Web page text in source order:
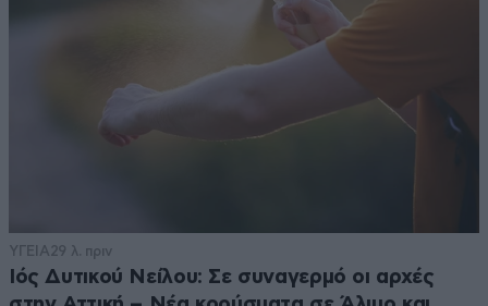
ΥΓΕΙΑ 29 λ. πριν
Ιός Δυτικού Νείλου: Σε συναγερμό οι αρχές